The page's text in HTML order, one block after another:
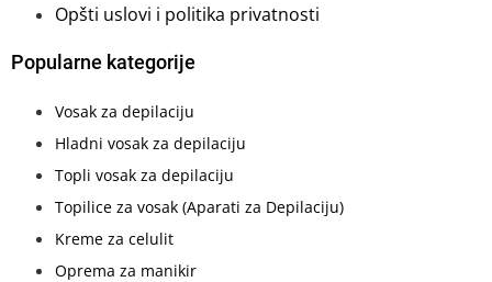
Opšti uslovi i politika privatnosti
Popularne kategorije
Vosak za depilaciju
Hladni vosak za depilaciju
Topli vosak za depilaciju
Topilice za vosak (Aparati za Depilaciju)
Kreme za celulit
Oprema za manikir